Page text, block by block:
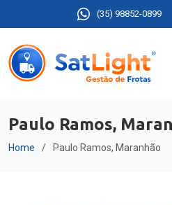
(35) 98852-0899
Paulo Ramos,
Home Paulo Ramos, Maranhão